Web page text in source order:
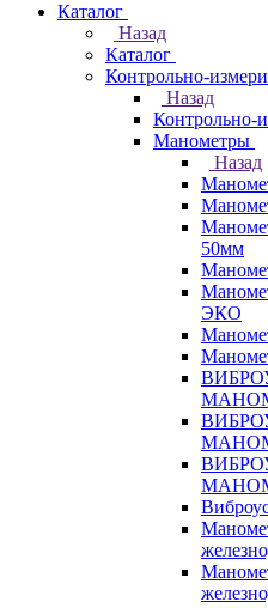
Каталог
Назад
Каталог
Контрольно-
Назад
Контрольно-
Манометры
Назад
50мм
ЭКО